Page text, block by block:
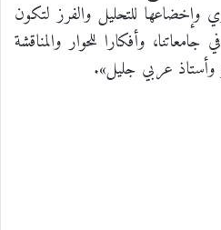
وإخضاعها للتحليل والفرز لتكون
وأفكارا للحوار والمناقشة
وأستاذ عربي جليل».